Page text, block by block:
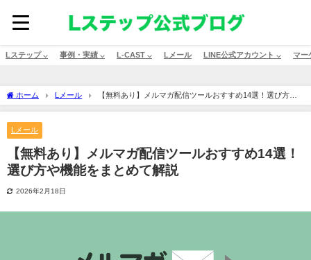
Lステップ ⌵ 事例・実績 ⌵ L-CAST ⌵ Lメール LINE公式アカウント ⌵ マー
ホーム Lメール
【無料あり】メルマガ配信ツールおすすめ14選！選び方や
機能をまとめて解説
Lメール
【無料あり】メルマガ配信ツールおすすめ14選！
選び方や機能をまとめて解説
2026年2月18日